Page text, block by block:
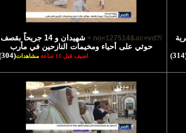
/?no=127514&ac=vd >
شهيدان و 14 جريحاً بقصف
حوثي على أحياء ومخيمات النازحين في مأرب
اضيف قبل 11 ساعة مشاهدات(304)